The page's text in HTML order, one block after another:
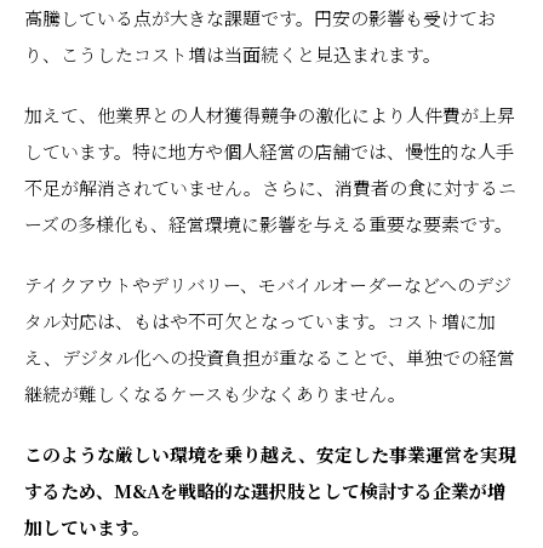
高騰している点が大きな課題です。円安の影響も受けてお
り、こうしたコスト増は当面続くと見込まれます。
加えて、他業界との人材獲得競争の激化により人件費が上昇
しています。特に地方や個人経営の店舗では、慢性的な人手
不足が解消されていません。さらに、消費者の食に対するニ
ーズの多様化も、経営環境に影響を与える重要な要素です。
テイクアウトやデリバリー、モバイルオーダーなどへのデジ
タル対応は、もはや不可欠となっています。コスト増に加
え、デジタル化への投資負担が重なることで、単独での経営
継続が難しくなるケースも少なくありません。
このような厳しい環境を乗り越え、安定した事業運営を実現
するため、M&Aを戦略的な選択肢として検討する企業が増
加しています。